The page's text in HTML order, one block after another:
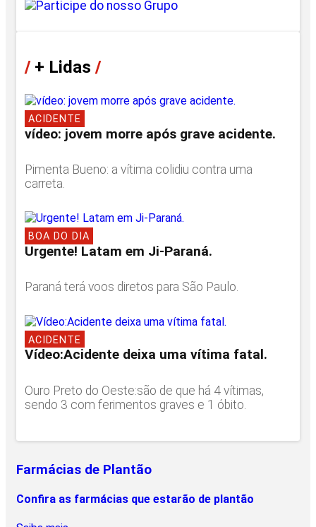
/+ Lidas /
ACIDENTE
vídeo: jovem morre após grave acidente.
Pimenta Bueno: a vítima colidiu contra uma
carreta.
BOA DO DIA
Urgente! Latam em Ji-Paraná.
Paraná terá voos diretos para São Paulo.
ACIDENTE
Vídeo:Acidente deixa uma vítima fatal.
Ouro Preto do Oeste:são de que há 4 vítimas,
sendo 3 com ferimentos graves e 1 óbito.
Farmácias de Plantão
Confira as farmácias que estarão de plantão